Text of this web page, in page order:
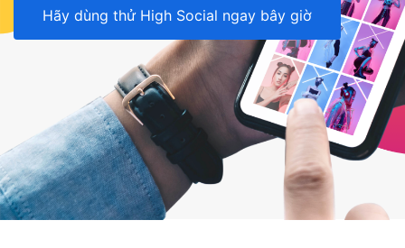
Hãy dùng thử High Social ngay bây giờ